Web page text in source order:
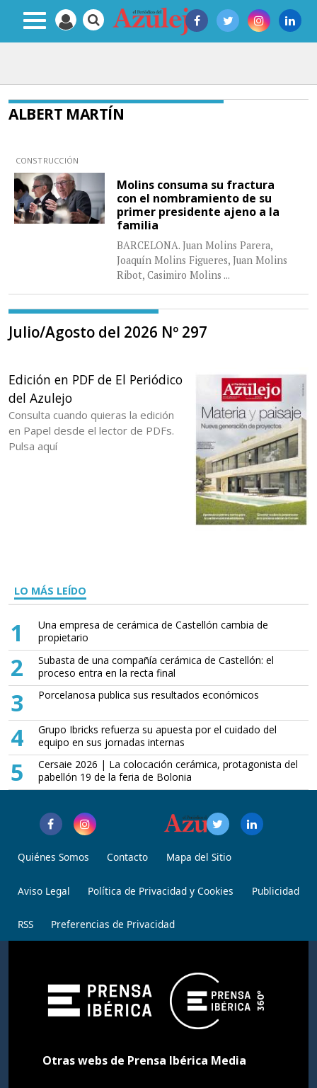
ALBERT MARTÍN
CONSTRUCCIÓN
Molins consuma su fractura
con el nombramiento de su
primer presidente ajeno a la
familia
BARCELONA. Juan Molins Parera,
Joaquín Molins Figueres, Juan Molins
Ribot, Casimiro Molins ...
Julio/Agosto del 2026 Nº 297
Edición en PDF de El Periódico
del Azulejo
Consulta cuando quieras la edición
en Papel desde el lector de PDFs.
Pulsa aquí
LO MÁS LEÍDO
1
Una empresa de cerámica de Castellón cambia de
propietario
2
Subasta de una compañía cerámica de Castellón: el
proceso entra en la recta final
3 Porcelanosa publica sus resultados económicos
4
Grupo Ibricks refuerza su apuesta por el cuidado del
equipo en sus jornadas internas
5
Cersaie 2026 | La colocación cerámica, protagonista del
pabellón 19 de la feria de Bolonia
Quiénes Somos Contacto Mapa del Sitio
Aviso Legal Política de Privacidad y Cookies Publicidad
RSS Preferencias de Privacidad
Otras webs de Prensa Ibérica Media